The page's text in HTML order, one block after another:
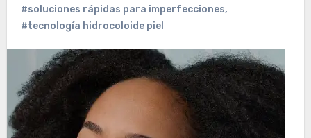
#soluciones rápidas para imperfecciones,
#tecnología hidrocoloide piel